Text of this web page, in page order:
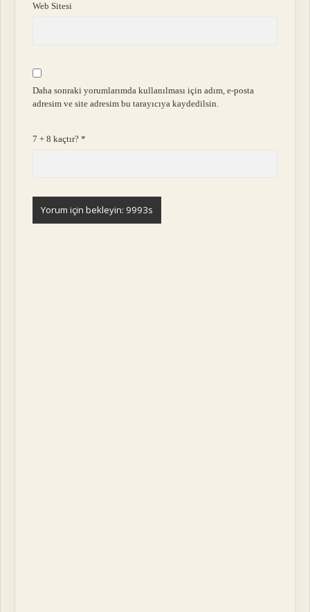
Web Sitesi
Daha sonraki yorumlarımda kullanılması için adım, e-posta
adresim ve site adresim bu tarayıcıya kaydedilsin.
7 + 8 kaçtır?*